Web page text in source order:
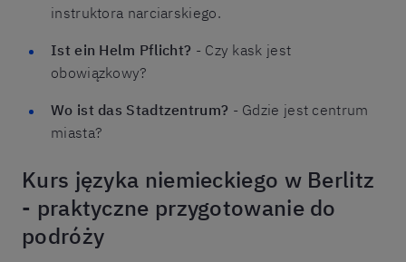
instruktora narciarskiego.
Ist ein Helm Pflicht? - Czy kask jest
obowiązkowy?
Wo ist das Stadtzentrum? - Gdzie jest centrum
miasta?
Kurs języka niemieckiego w Berlitz
- praktyczne przygotowanie do
podróży